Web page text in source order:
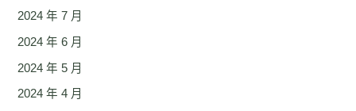
2024 年 7 月
2024 年 6 月
2024 年 5 月
2024 年 4 月